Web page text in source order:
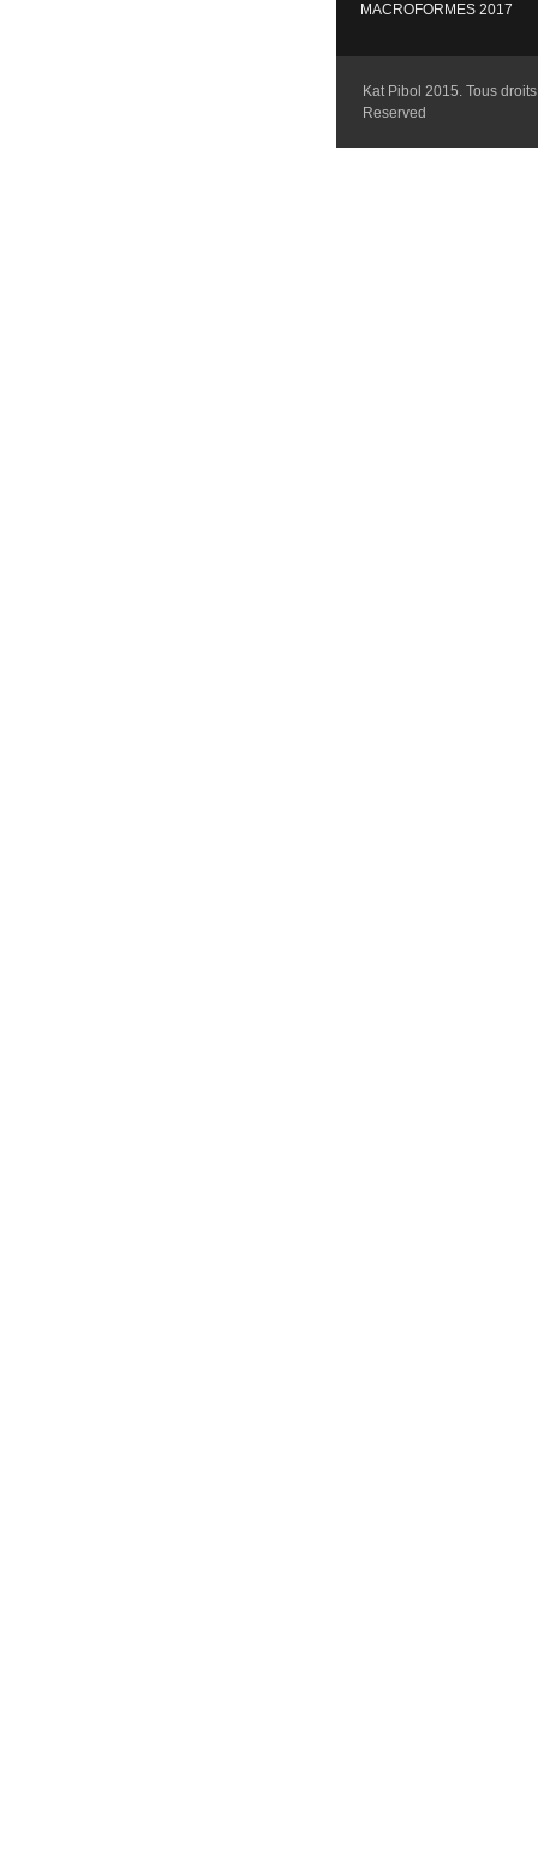
MACROFORMES 2017
Kat Pibol 2015. Tous
Reserved